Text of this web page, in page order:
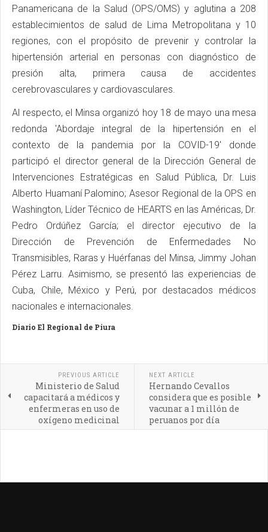
Panamericana de la Salud (OPS/OMS) y aglutina a 208
establecimientos de salud de Lima Metropolitana y 10
regiones, con el propósito de prevenir y controlar la
hipertensión arterial en personas con diagnóstico de
presión alta, primera causa de accidentes
cerebrovasculares y cardiovasculares.
Al respecto, el Minsa organizó hoy 18 de mayo una mesa
redonda 'Abordaje integral de la hipertensión en el
contexto de la pandemia por la COVID-19' donde
participó el director general de la Dirección General de
Intervenciones Estratégicas en Salud Pública, Dr. Luis
Alberto Huamaní Palomino; Asesor Regional de la OPS en
Washington, Líder Técnico de HEARTS en las Américas, Dr.
Pedro Ordúñez García; el director ejecutivo de la
Dirección de Prevención de Enfermedades No
Transmisibles, Raras y Huérfanas del Minsa, Jimmy Johan
Pérez Larru. Asimismo, se presentó las experiencias de
Cuba, Chile, México y Perú, por destacados médicos
nacionales e internacionales.
Diario El Regional de Piura
PREVIOUS ARTICLE
Ministerio de Salud
capacitará a médicos y
enfermeras en uso de
oxígeno medicinal
NEXT ARTICLE
Hernando Cevallos
considera que es posible
vacunar a 1 millón de
peruanos por día